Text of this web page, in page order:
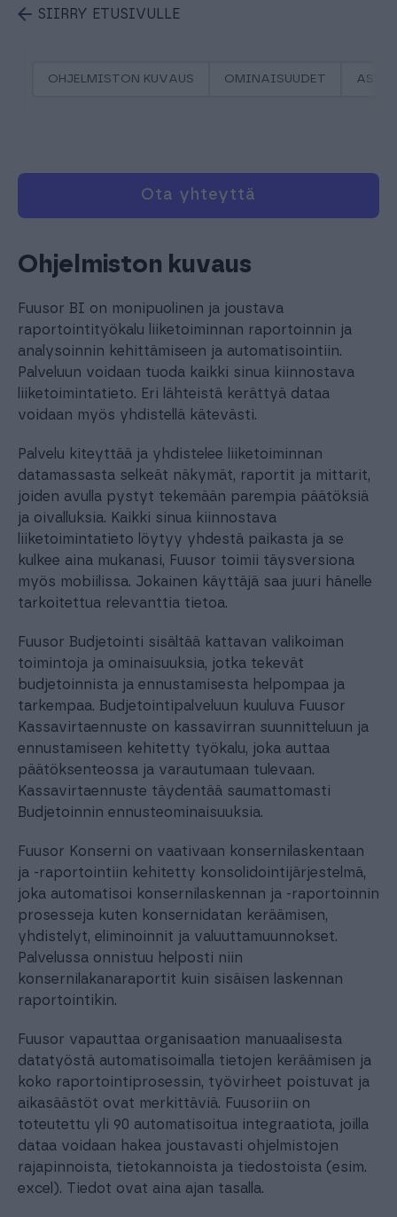
SIIRRY ETUSIVULLE
OHJELMISTON KUVAUS OMINAISUUDET
Ota yhteyttä
Ohjelmiston kuvaus
Fuusor BI on monipuolinen ja joustava
raportointityökalu liiketoiminnan raportoinnin ja
analysoinnin kehittämiseen ja automatisointiin.
Palveluun voidaan tuoda kaikki sinua kiinnostava
liiketoimintatieto. Eri lähteistä kerättyä dataa
voidaan myös yhdistellä kätevästi.
Palvelu kiteyttää ja yhdistelee liiketoiminnan
datamassasta selkeät näkymät, raportit ja mittarit,
joiden avulla pystyt tekemään parempia päätöksiä
ja oivalluksia. Kaikki sinua kiinnostava
liiketoimintatieto löytyy yhdestä paikasta ja se
kulkee aina mukanasi, Fuusor toimii täysversiona
myös mobiilissa. Jokainen käyttäjä saa juuri hänelle
tarkoitettua relevanttia tietoa.
Fuusor Budjetointi sisältää kattavan valikoiman
toimintoja ja ominaisuuksia, jotka tekevät
budjetoinnista ja ennustamisesta helpompaa ja
tarkempaa. Budjetointipalveluun kuuluva Fuusor
Kassavirtaennuste on kassavirran suunnitteluun ja
ennustamiseen kehitetty työkalu, joka auttaa
päätöksenteossa ja varautumaan tulevaan.
Kassavirtaennuste täydentää saumattomasti
Budjetoinnin ennusteominaisuuksia.
Fuusor Konserni on vaativaan konsernilaskentaan
ja -raportointiin kehitetty konsolidointijärjestelmä,
joka automatisoi konsernilaskennan ja -raportoinnin
prosesseja kuten konsernidatan keräämisen,
yhdistelyt, eliminoinnit ja valuuttamuunnokset.
Palvelussa onnistuu helposti niin
konsernilakanaraportit kuin sisäisen laskennan
raportointikin.
Fuusor vapauttaa organisaation manuaalisesta
datatyöstä automatisoimalla tietojen keräämisen ja
koko raportointiprosessin, työvirheet poistuvat ja
aikasäästöt ovat merkittäviä. Fuusoriin on
toteutettu yli 90 automatisoitua integraatiota, joilla
dataa voidaan hakea joustavasti ohjelmistojen
rajapinnoista, tietokannoista ja tiedostoista (esim.
excel). Tiedot ovat aina ajan tasalla.